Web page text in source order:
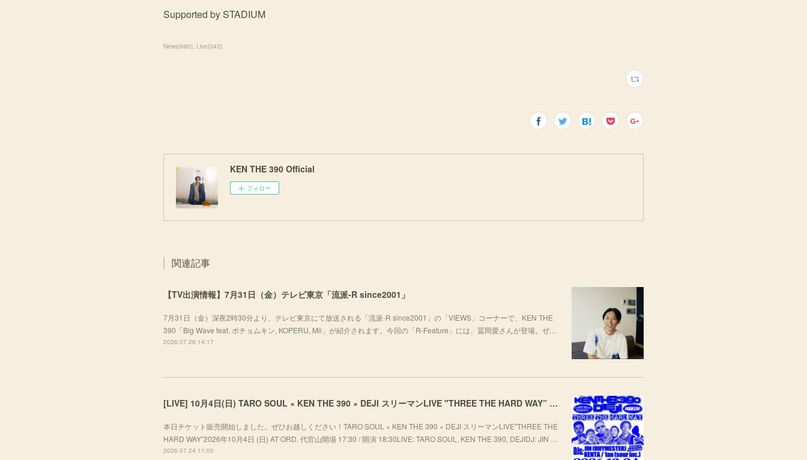
Supported by STADIUM
News(980) Live(343)
KEN THE 390 Official
フォロー
関連記事
【TV出演情報】7月31日（金）テレビ東京「流派-R since2001」
7月31日（金）深夜2時30分より、テレビ東京にて放送される「流派-R since2001」の「VIEWS」コーナーで、KEN THE
390「Big Wave feat. ポチョムキン, KOPERU, Mii」が紹介されます。今回の「R-Feature」には、冨岡愛さんが登場。ぜ…
2026.07.28 14:17
[LIVE] 10月4日(日) TARO SOUL × KEN THE 390 × DEJI スリーマンLIVE "THREE THE HARD WAY” @ ORD. 代官山
本日チケット販売開始しました。ぜひお越しください！TARO SOUL × KEN THE 390 × DEJI スリーマンLIVE"THREE THE
HARD WAY”2026年10月4日 (日) AT ORD. 代官山開場 17:30 / 開演 18:30LIVE: TARO SOUL, KEN THE 390, DEJIDJ: JIN …
2026.07.24 11:00